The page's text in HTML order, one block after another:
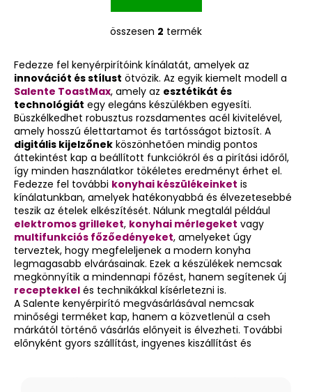
L
s
t
a
i
r
á
n
y
í
t
á
s
e
l
e
m
e
i
összesen 2 termék
Fedezze fel kenyérpirítóink kínálatát, amelyek az
innovációt és stílust ötvözik. Az egyik kiemelt modell a
Salente ToastMax, amely az esztétikát és
technológiát egy elegáns készülékben egyesíti.
Büszkélkedhet robusztus rozsdamentes acél kivitelével,
amely hosszú élettartamot és tartósságot biztosít. A
digitális kijelzőnek köszönhetően mindig pontos
áttekintést kap a beállított funkciókról és a pirítási időről,
így minden használatkor tökéletes eredményt érhet el.
Fedezze fel további konyhai készülékeinket is
kínálatunkban, amelyek hatékonyabbá és élvezetesebbé
teszik az ételek elkészítését. Nálunk megtalál például
elektromos grilleket, konyhai mérlegeket vagy
multifunkciós főzőedényeket, amelyeket úgy
terveztek, hogy megfeleljenek a modern konyha
legmagasabb elvárásainak. Ezek a készülékek nemcsak
megkönnyítik a mindennapi főzést, hanem segítenek új
receptekkel és technikákkal kísérletezni is.
A Salente kenyérpirító megvásárlásával nemcsak
minőségi terméket kap, hanem a közvetlenül a cseh
márkától történő vásárlás előnyeit is élvezheti. További
előnyként gyors szállítást, ingyenes kiszállítást és